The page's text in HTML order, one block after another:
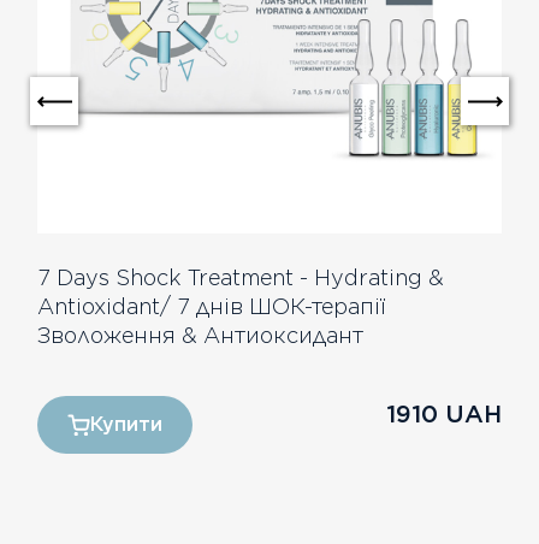
7 Days Shock Treatment - Hydrating &
Antioxidant/ 7 днів ШОК-терапії
Зволоження & Антиоксидант
1910 UAH
Купити